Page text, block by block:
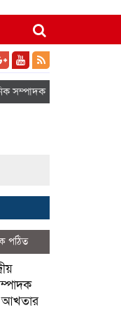
সম্পাদক কাজী ছাদিক
পঠিত
আখতার